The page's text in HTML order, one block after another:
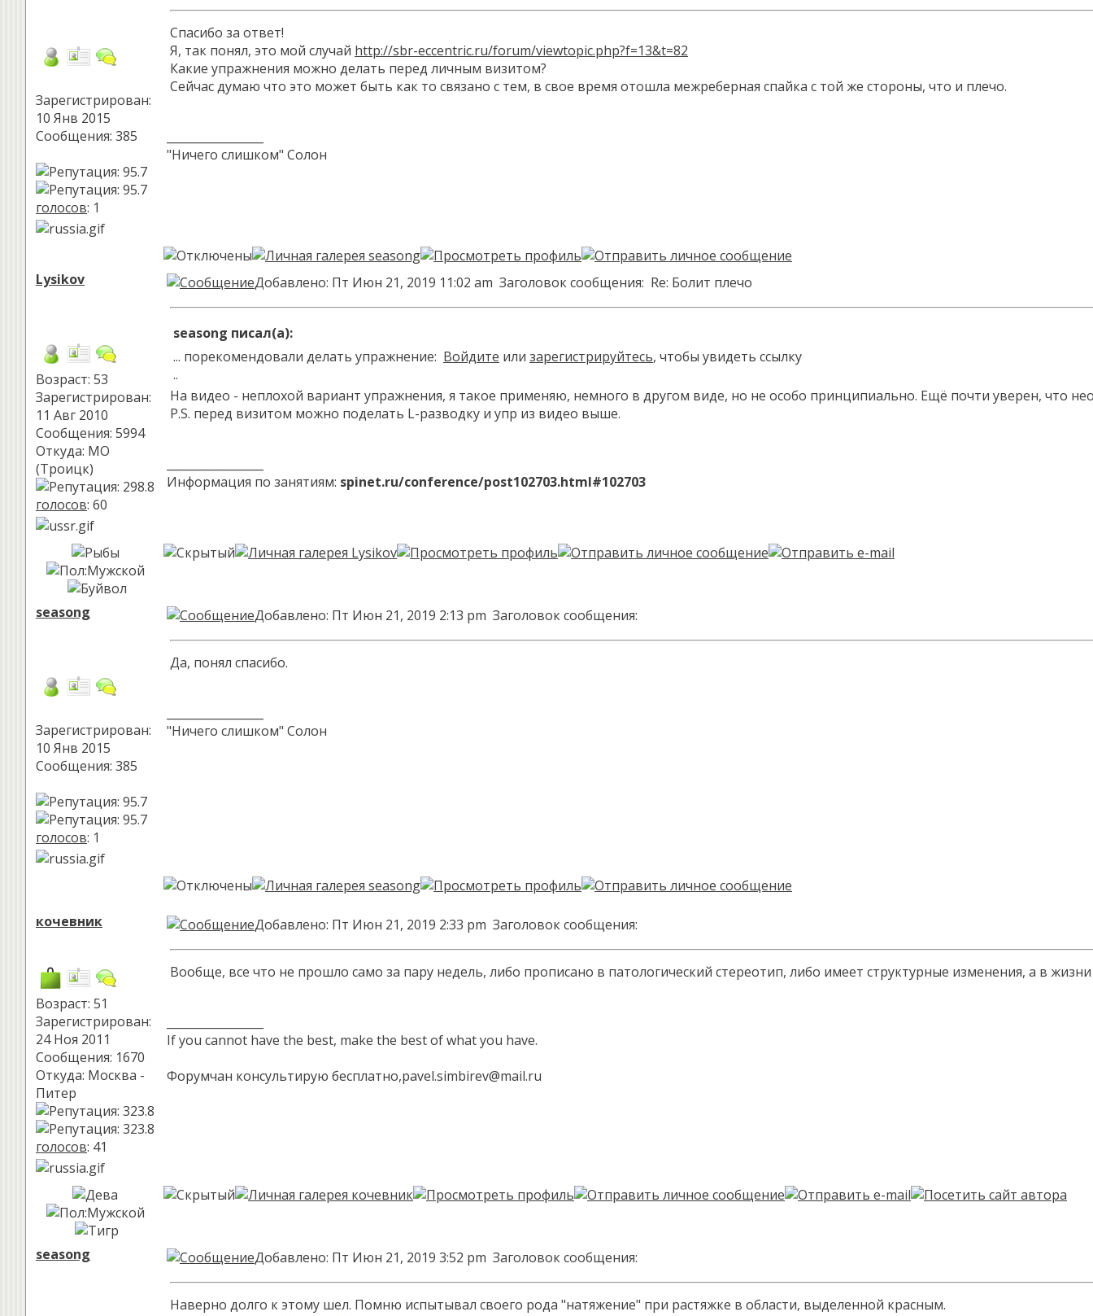
Зарегистрирован:
10 Янв 2015
Сообщения: 385
голосов: 1
Спасибо за ответ!
Я, так понял, это мой случай http://sbr-eccentric.ru/forum/viewtopic.php?f=13&t=82
Какие упражнения можно делать перед личным визитом?
Сейчас думаю что это может быть как то связано с тем, в свое время отошла межреберная спайка с той же стороны, что и плечо.
"Ничего слишком" Солон
Lysikov
Возраст: 53
Зарегистрирован:
11 Авг 2010
Сообщения: 5994
Откуда: МО
(Троицк)
голосов: 60
Добавлено: Пт Июн 21, 2019 11:02 am Заголовок сообщения: Re: Болит плечо
seasong писал(а):
... порекомендовали делать упражнение: Войдите или зарегистрируйтесь, чтобы увидеть ссылку
..
На видео - неплохой вариант упражнения, я такое применяю, немного в другом виде, но не особо принципиально. Ещё почти уверен, что
P.S. перед визитом можно поделать L-разводку и упр из видео выше.
Информация по занятиям: spinet.ru/conference/post102703.html#102703
seasong
Зарегистрирован:
10 Янв 2015
Сообщения: 385
голосов: 1
Добавлено: Пт Июн 21, 2019 2:13 pm Заголовок сообщения:
Да, понял спасибо.
"Ничего слишком" Солон
кочевник
Возраст: 51
Зарегистрирован:
24 Ноя 2011
Сообщения: 1670
Откуда: Москва -
Питер
голосов: 41
Добавлено: Пт Июн 21, 2019 2:33 pm Заголовок сообщения:
Вообще, все что не прошло само за пару недель, либо прописано в патологический стереотип, либо имеет структурные изменения, а в
If you cannot have the best, make the best of what you have.
Форумчан консультирую бесплатно,pavel.simbirev@mail.ru
seasong Добавлено: Пт Июн 21, 2019 3:52 pm Заголовок сообщения:
Наверно долго к этому шел. Помню испытывал своего рода "натяжение" при растяжке в области, выделенной красным.